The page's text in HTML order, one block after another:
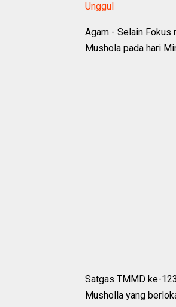
Unggul
Agam - Selain Fokus
Mushola pada hari
Satgas TMMD ke-
Musholla yang